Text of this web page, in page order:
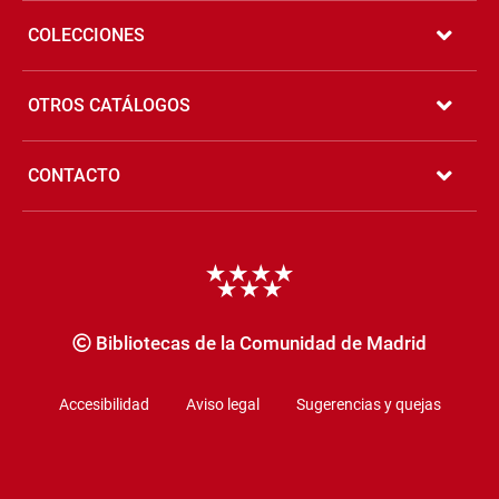
COLECCIONES
OTROS CATÁLOGOS
CONTACTO
Bibliotecas de la Comunidad de Madrid
Accesibilidad Aviso legal Sugerencias y quejas